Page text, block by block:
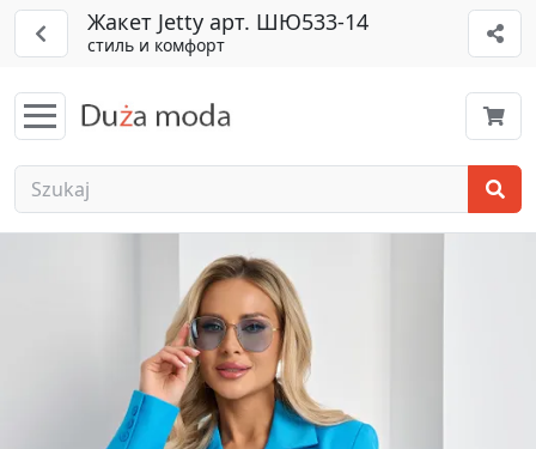
Жакет Jetty арт. ШЮ533-14
стиль и комфорт